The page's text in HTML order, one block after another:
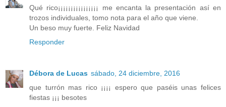
Qué rico¡¡¡¡¡¡¡¡¡¡¡¡¡¡¡¡ me encanta la presentación así en
trozos individuales, tomo nota para el año que viene.
Un beso muy fuerte. Feliz Navidad
Responder
Débora de Lucas sábado, 24 diciembre, 2016
que turrón mas rico ¡¡¡¡ espero que paséis unas felices
fiestas ¡¡¡ besotes